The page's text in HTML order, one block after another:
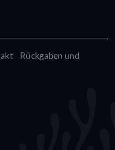
Rückgaben und